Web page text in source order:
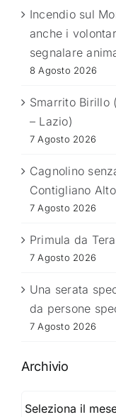
Incendio sul
anche i
segnalare
8 Agosto 2026
Smarrito Birillo
– Lazio)
7 Agosto 2026
Cagnolino
Contigliano
7 Agosto 2026
Primula da
7 Agosto 2026
Una serata
da persone
7 Agosto 2026
Archivio